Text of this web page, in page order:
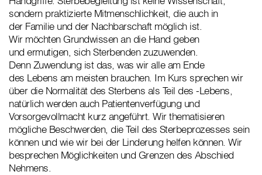
sondern praktizierte Mitmenschlichkeit, die auch in
der Familie und der Nachbarschaft möglich ist.
Wir möchten Grundwissen an die Hand geben
und ermutigen, sich Sterbenden zuzuwenden.
Denn Zuwendung ist das, was wir alle am Ende
des Lebens am meisten brauchen. Im Kurs sprechen wir
über die Normalität des Sterbens als Teil des -Lebens,
natürlich werden auch Patientenverfügung und
Vorsorgevollmacht kurz angeführt. Wir thematisieren
mögliche Beschwerden, die Teil des Sterbeprozesses sein
können und wie wir bei der Linderung helfen können. Wir
besprechen Möglichkeiten und Grenzen des Abschied
Nehmens.